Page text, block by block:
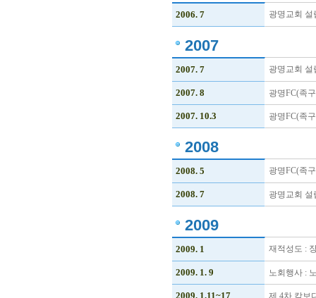
2006. 7 광명교회 설
2007
2007. 7 광명교회 설
2007. 8 광명FC(족
2007. 10.3 광명FC(족
2008
2008. 5 광명FC(족
2008. 7 광명교회 설
2009
2009. 1 재적성도 :
2009. 1. 9 노회행사 :
2009. 1.11~17 제 4차 캄보